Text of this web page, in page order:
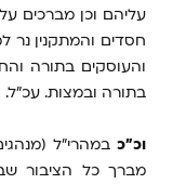
עליהם וכן מברכים
חסדים והמתקנין נר
והעוסקים בתורה
בתורה ובמצות. עכ"ל.
וכ"כ במהרי"ל
מברך כל הציבור